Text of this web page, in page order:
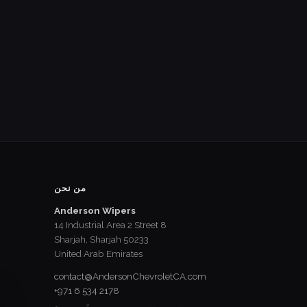
من نحن
Anderson Wipers
14 Industrial Area 2 Street 8
Sharjah, Sharjah 50233
United Arab Emirates
contact@AndersonChevroletCA.com
+971 6 534 2178